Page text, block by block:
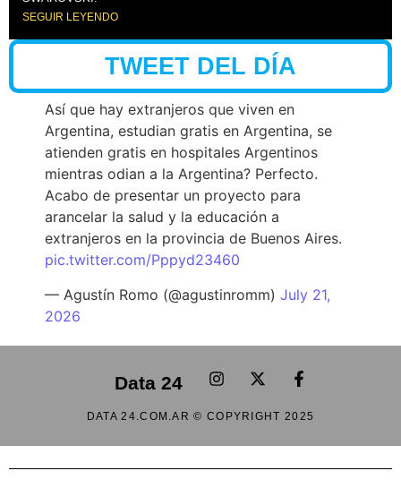
SEGUIR LEYENDO
TWEET DEL DÍA
Así que hay extranjeros que viven en
Argentina, estudian gratis en Argentina, se
atienden gratis en hospitales Argentinos
mientras odian a la Argentina? Perfecto.
Acabo de presentar un proyecto para
arancelar la salud y la educación a
extranjeros en la provincia de Buenos Aires.
pic.twitter.com/Pppyd23460
— Agustín Romo (@agustinromm) July 21,
2026
Data 24
DATA 24.COM.AR © COPYRIGHT 2025